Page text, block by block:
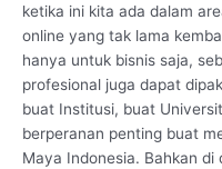
ketika ini kita ada dalam
online yang tak lama
hanya untuk bisnis saja,
profesional juga dapat
buat Institusi, buat
berperanan penting buat
Maya Indonesia. Bahkan di